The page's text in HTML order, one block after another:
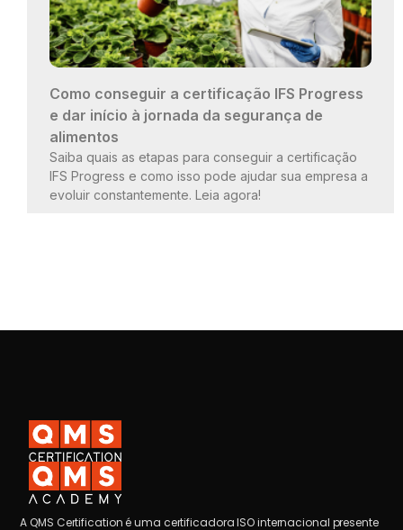
Como conseguir a certificação IFS Progress
e dar início à jornada da segurança de
alimentos
Saiba quais as etapas para conseguir a certificação
IFS Progress e como isso pode ajudar sua empresa a
evoluir constantemente. Leia agora!
A QMS Certification é uma certificadora ISO internacional presente